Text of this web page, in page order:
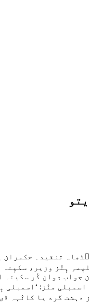
تنقید۔ حکمران
ہٕنٛز وزیر،
جواب دِوان کٔر
منٛز: ‘اسمبلی
گرد یا کانٛہہ